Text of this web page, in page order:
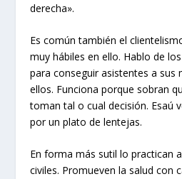
derecha».
Es común también el
muy hábiles en ello. Hablo de
para conseguir asistentes a sus
ellos. Funciona porque sobran
toman tal o cual decisión. Esaú
por un plato de lentejas.
En forma más sutil lo practican
civiles. Promueven la salud con